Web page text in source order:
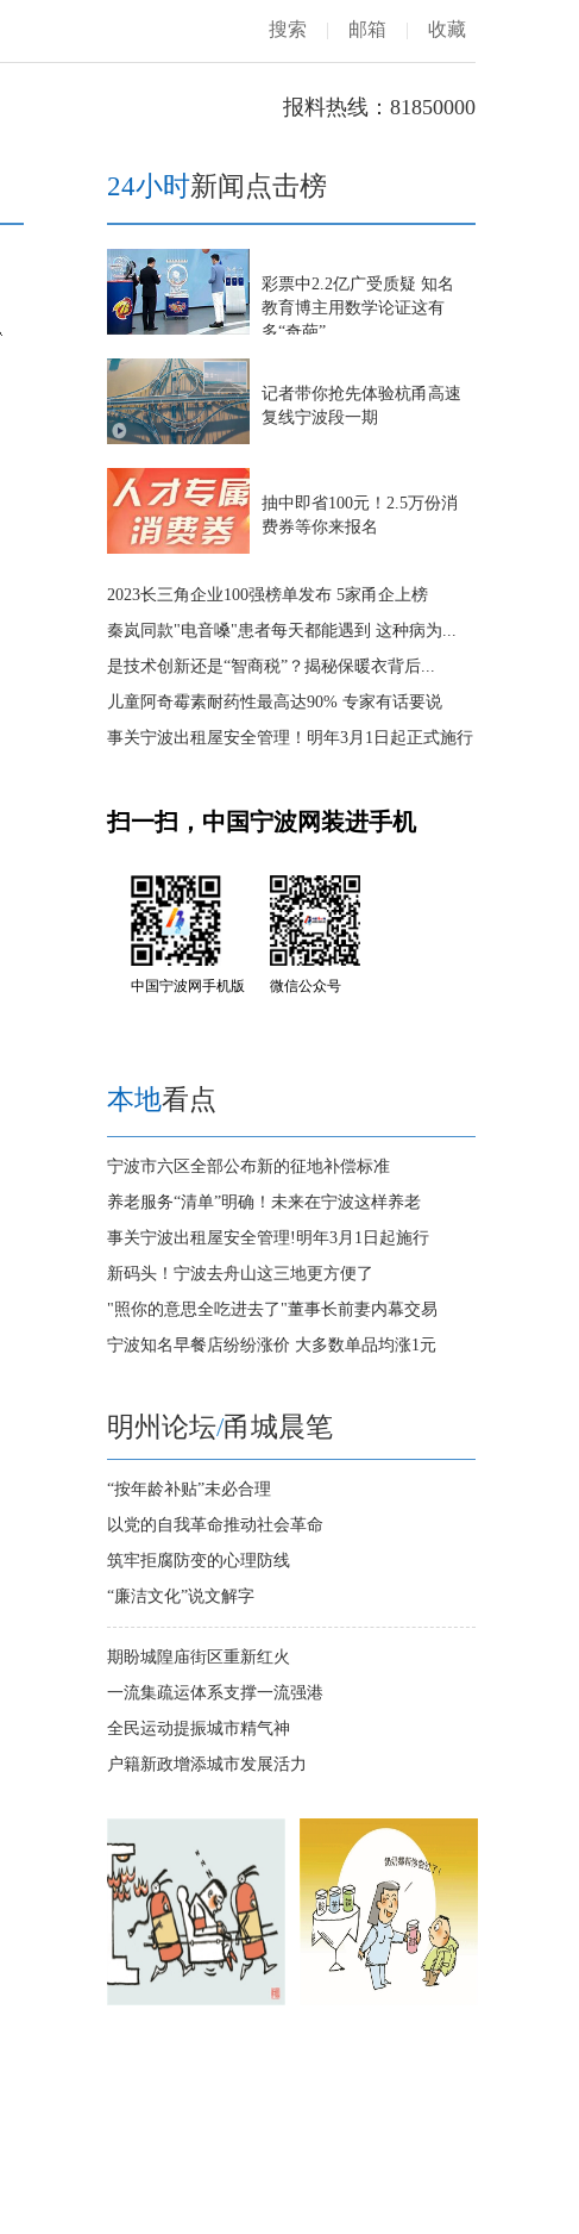
搜索 | 邮箱 | 收藏
报料热线：81850000
24小时新闻点击榜
彩票中2.2亿广受质疑 知名
教育博主用数学论证这有
多“奇葩”
记者带你抢先体验杭甬高速
复线宁波段一期
抽中即省100元！2.5万份消
费券等你来报名
2023长三角企业100强榜单发布 5家甬企上榜
秦岚同款"电音嗓"患者每天都能遇到 这种病为...
是技术创新还是“智商税”？揭秘保暖衣背后...
儿童阿奇霉素耐药性最高达90% 专家有话要说
事关宁波出租屋安全管理！明年3月1日起正式施行
扫一扫，中国宁波网装进手机
中国宁波网手机版 微信公众号
本地看点
宁波市六区全部公布新的征地补偿标准
养老服务“清单”明确！未来在宁波这样养老
事关宁波出租屋安全管理!明年3月1日起施行
新码头！宁波去舟山这三地更方便了
"照你的意思全吃进去了"董事长前妻内幕交易
宁波知名早餐店纷纷涨价 大多数单品均涨1元
明州论坛/甬城晨笔
“按年龄补贴”未必合理
以党的自我革命推动社会革命
筑牢拒腐防变的心理防线
“廉洁文化”说文解字
期盼城隍庙街区重新红火
一流集疏运体系支撑一流强港
全民运动提振城市精气神
户籍新政增添城市发展活力